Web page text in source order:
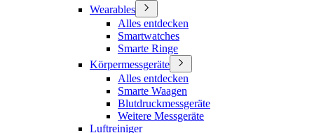
Wearables
Alles entdecken
Smartwatches
Smarte Ringe
Körpermessgeräte
Alles entdecken
Smarte Waagen
Blutdruckmessgeräte
Weitere Messgeräte
Luftreiniger